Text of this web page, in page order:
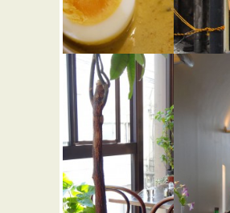
RAJA ★☆☆
カレー屋
ミト
カセ